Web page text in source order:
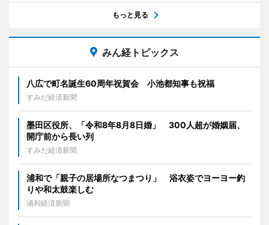
もっと見る
みん経トピックス
八広で町名誕生60周年祝賀会 小池都知事も祝福
すみだ経済新聞
墨田区役所、「令和8年8月8日婚」 300人超が婚姻届、
開庁前から長い列
すみだ経済新聞
浦和で「親子の居場所なつまつり」 浴衣姿でヨーヨー釣
りや和太鼓楽しむ
浦和経済新聞